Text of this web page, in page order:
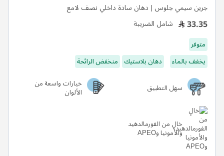
جرين سيمي جلوس | دهان سادة داخلي نصف لامع
33.35 شامل الضريبة
متوفر
يخفف بالماء
دهان بلاستيك منخفض الرائحة
سهل التطبيق
خيارات واسعة من
الألوان
خالٍ من الفورمالدهيد
والأمونيا وAPEO